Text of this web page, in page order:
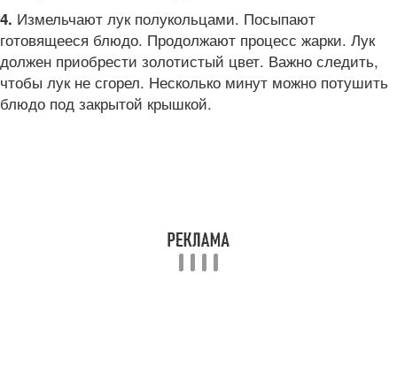
4. Измельчают лук полукольцами. Посыпают
готовящееся блюдо. Продолжают процесс жарки. Лук
должен приобрести золотистый цвет. Важно следить,
чтобы лук не сгорел. Несколько минут можно потушить
блюдо под закрытой крышкой.